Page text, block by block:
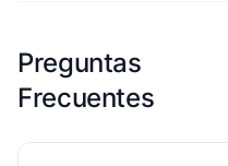
Preguntas
Frecuentes